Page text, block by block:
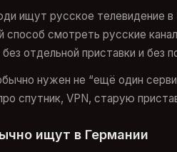
ищут русское телевидение
способ смотреть русские
без отдельной приставки и без
нужен не “ещё один
спутник, VPN, старую
ищут в Германии